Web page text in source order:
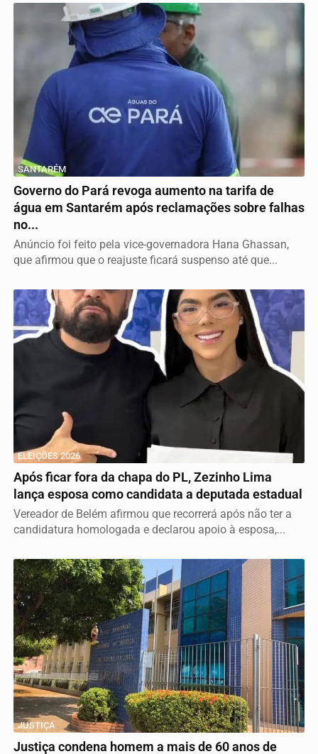
SANTARÉM
Governo do Pará revoga aumento na tarifa de
água em Santarém após reclamações sobre falhas
no...
Anúncio foi feito pela vice-governadora Hana Ghassan,
que afirmou que o reajuste ficará suspenso até que...
ELEIÇÕES 2026
Após ficar fora da chapa do PL, Zezinho Lima
lança esposa como candidata a deputada estadual
Vereador de Belém afirmou que recorrerá após não ter a
candidatura homologada e declarou apoio à esposa,...
JUSTIÇA
Justiça condena homem a mais de 60 anos de